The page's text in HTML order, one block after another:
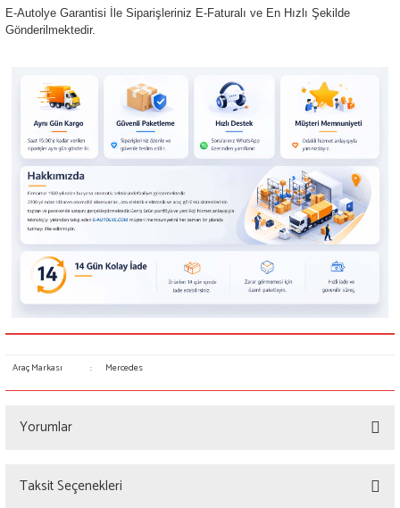
E-Autolye Garantisi İle Siparişleriniz E-Faturalı ve En Hızlı Şekilde
Gönderilmektedir.
Araç Markası : Mercedes
Yorumlar
Taksit Seçenekleri